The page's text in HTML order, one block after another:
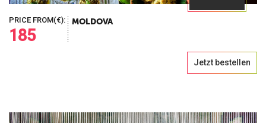
PRICE FROM(€):
185
MOLDOVA
Jetzt bestellen